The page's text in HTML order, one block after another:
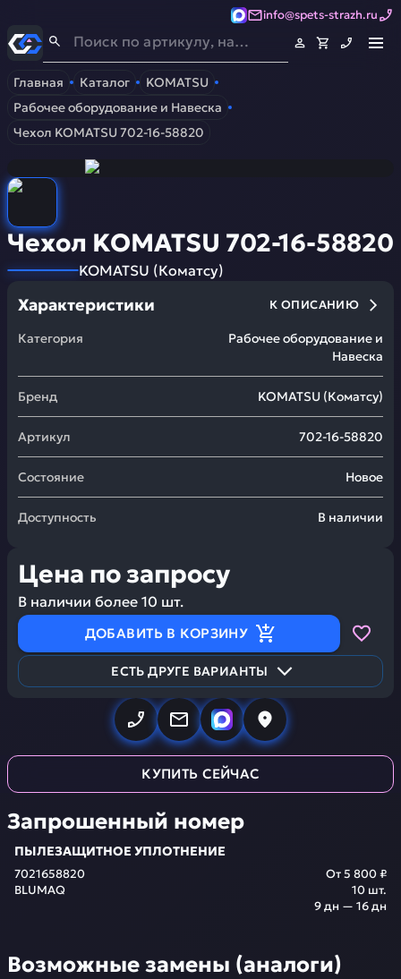
info@spets-strazh.ru
Спец-Страж- Запчасти для спецтехники
Главная Каталог
KOMATSU
Рабочее оборудование и Навеска
Чехол KOMATSU 702-16-58820
Чехол KOMATSU 702-16-58820
KOMATSU (Коматсу)
Характеристики К ОПИСАНИЮ
Категория
Рабочее оборудование и
Навеска
Бренд KOMATSU (Коматсу)
Артикул 702-16-58820
Состояние Новое
Доступность В наличии
Цена по запросу
В наличии более 10 шт.
ДОБАВИТЬ В КОРЗИНУ
ЕСТЬ ДРУГЕ ВАРИАНТЫ
КУПИТЬ СЕЙЧАС
Запрошенный номер
7021658820
BLUMAQ
ПЫЛЕЗАЩИТНОЕ УПЛОТНЕНИЕ
10 шт.
От5 800 ₽
9 дн — 16 дн
Возможные замены (аналоги)